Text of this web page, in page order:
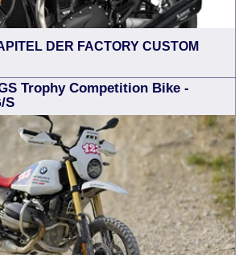
DER FACTORY CUSTOM
Trophy Competition Bike -
S